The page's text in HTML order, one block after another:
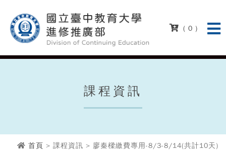
( 0 )
課程資訊
首頁 > 課程資訊 > 廖秦樑繳費專用-8/3-8/14(共計10天)